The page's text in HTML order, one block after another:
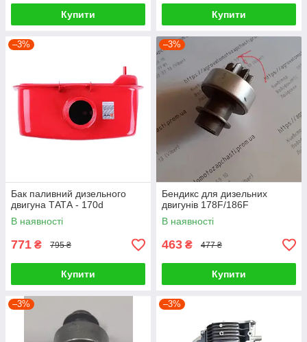
Купити Купити
–3%
Бак паливний дизельного
двигуна ТАТА - 170d
В наявності
771 ₴ 795 ₴
Купити
–3%
Бендикс для дизельних
двигунів 178F/186F
В наявності
463 ₴ 477 ₴
Купити
–3% –3%